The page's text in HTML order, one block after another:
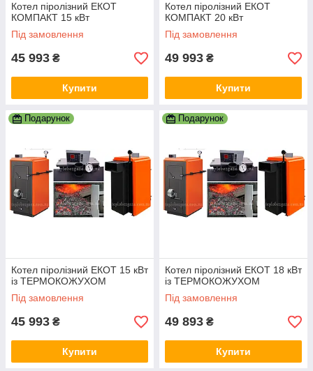
Котел піролізний ЕКОТ
КОМПАКТ 15 кВт
Під замовлення
45 993 ₴
Купити
Котел піролізний ЕКОТ
КОМПАКТ 20 кВт
Під замовлення
49 993 ₴
Купити
Подарунок
Котел піролізний ЕКОТ 15 кВт
із ТЕРМОКОЖУХОМ
Під замовлення
45 993 ₴
Купити
Подарунок
Котел піролізний ЕКОТ 18 кВт
із ТЕРМОКОЖУХОМ
Під замовлення
49 893 ₴
Купити